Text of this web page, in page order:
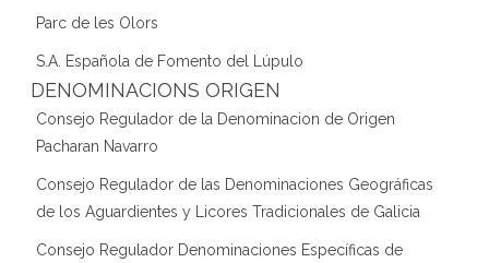
Parc de les Olors
S.A. Española de Fomento del Lúpulo
DENOMINACIONS ORIGEN
Consejo Regulador de la Denominacion de Origen
Pacharan Navarro
Consejo Regulador de las Denominaciones Geográficas
de los Aguardientes y Licores Tradicionales de Galicia
Consejo Regulador Denominaciones Específicas de